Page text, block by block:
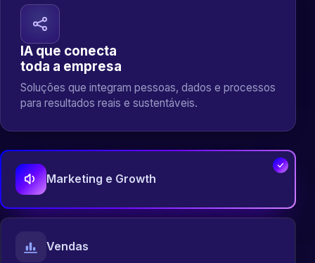
IA que conecta
toda a empresa
Soluções que integram pessoas, dados e processos
para resultados reais e sustentáveis.
Marketing e Growth
Vendas